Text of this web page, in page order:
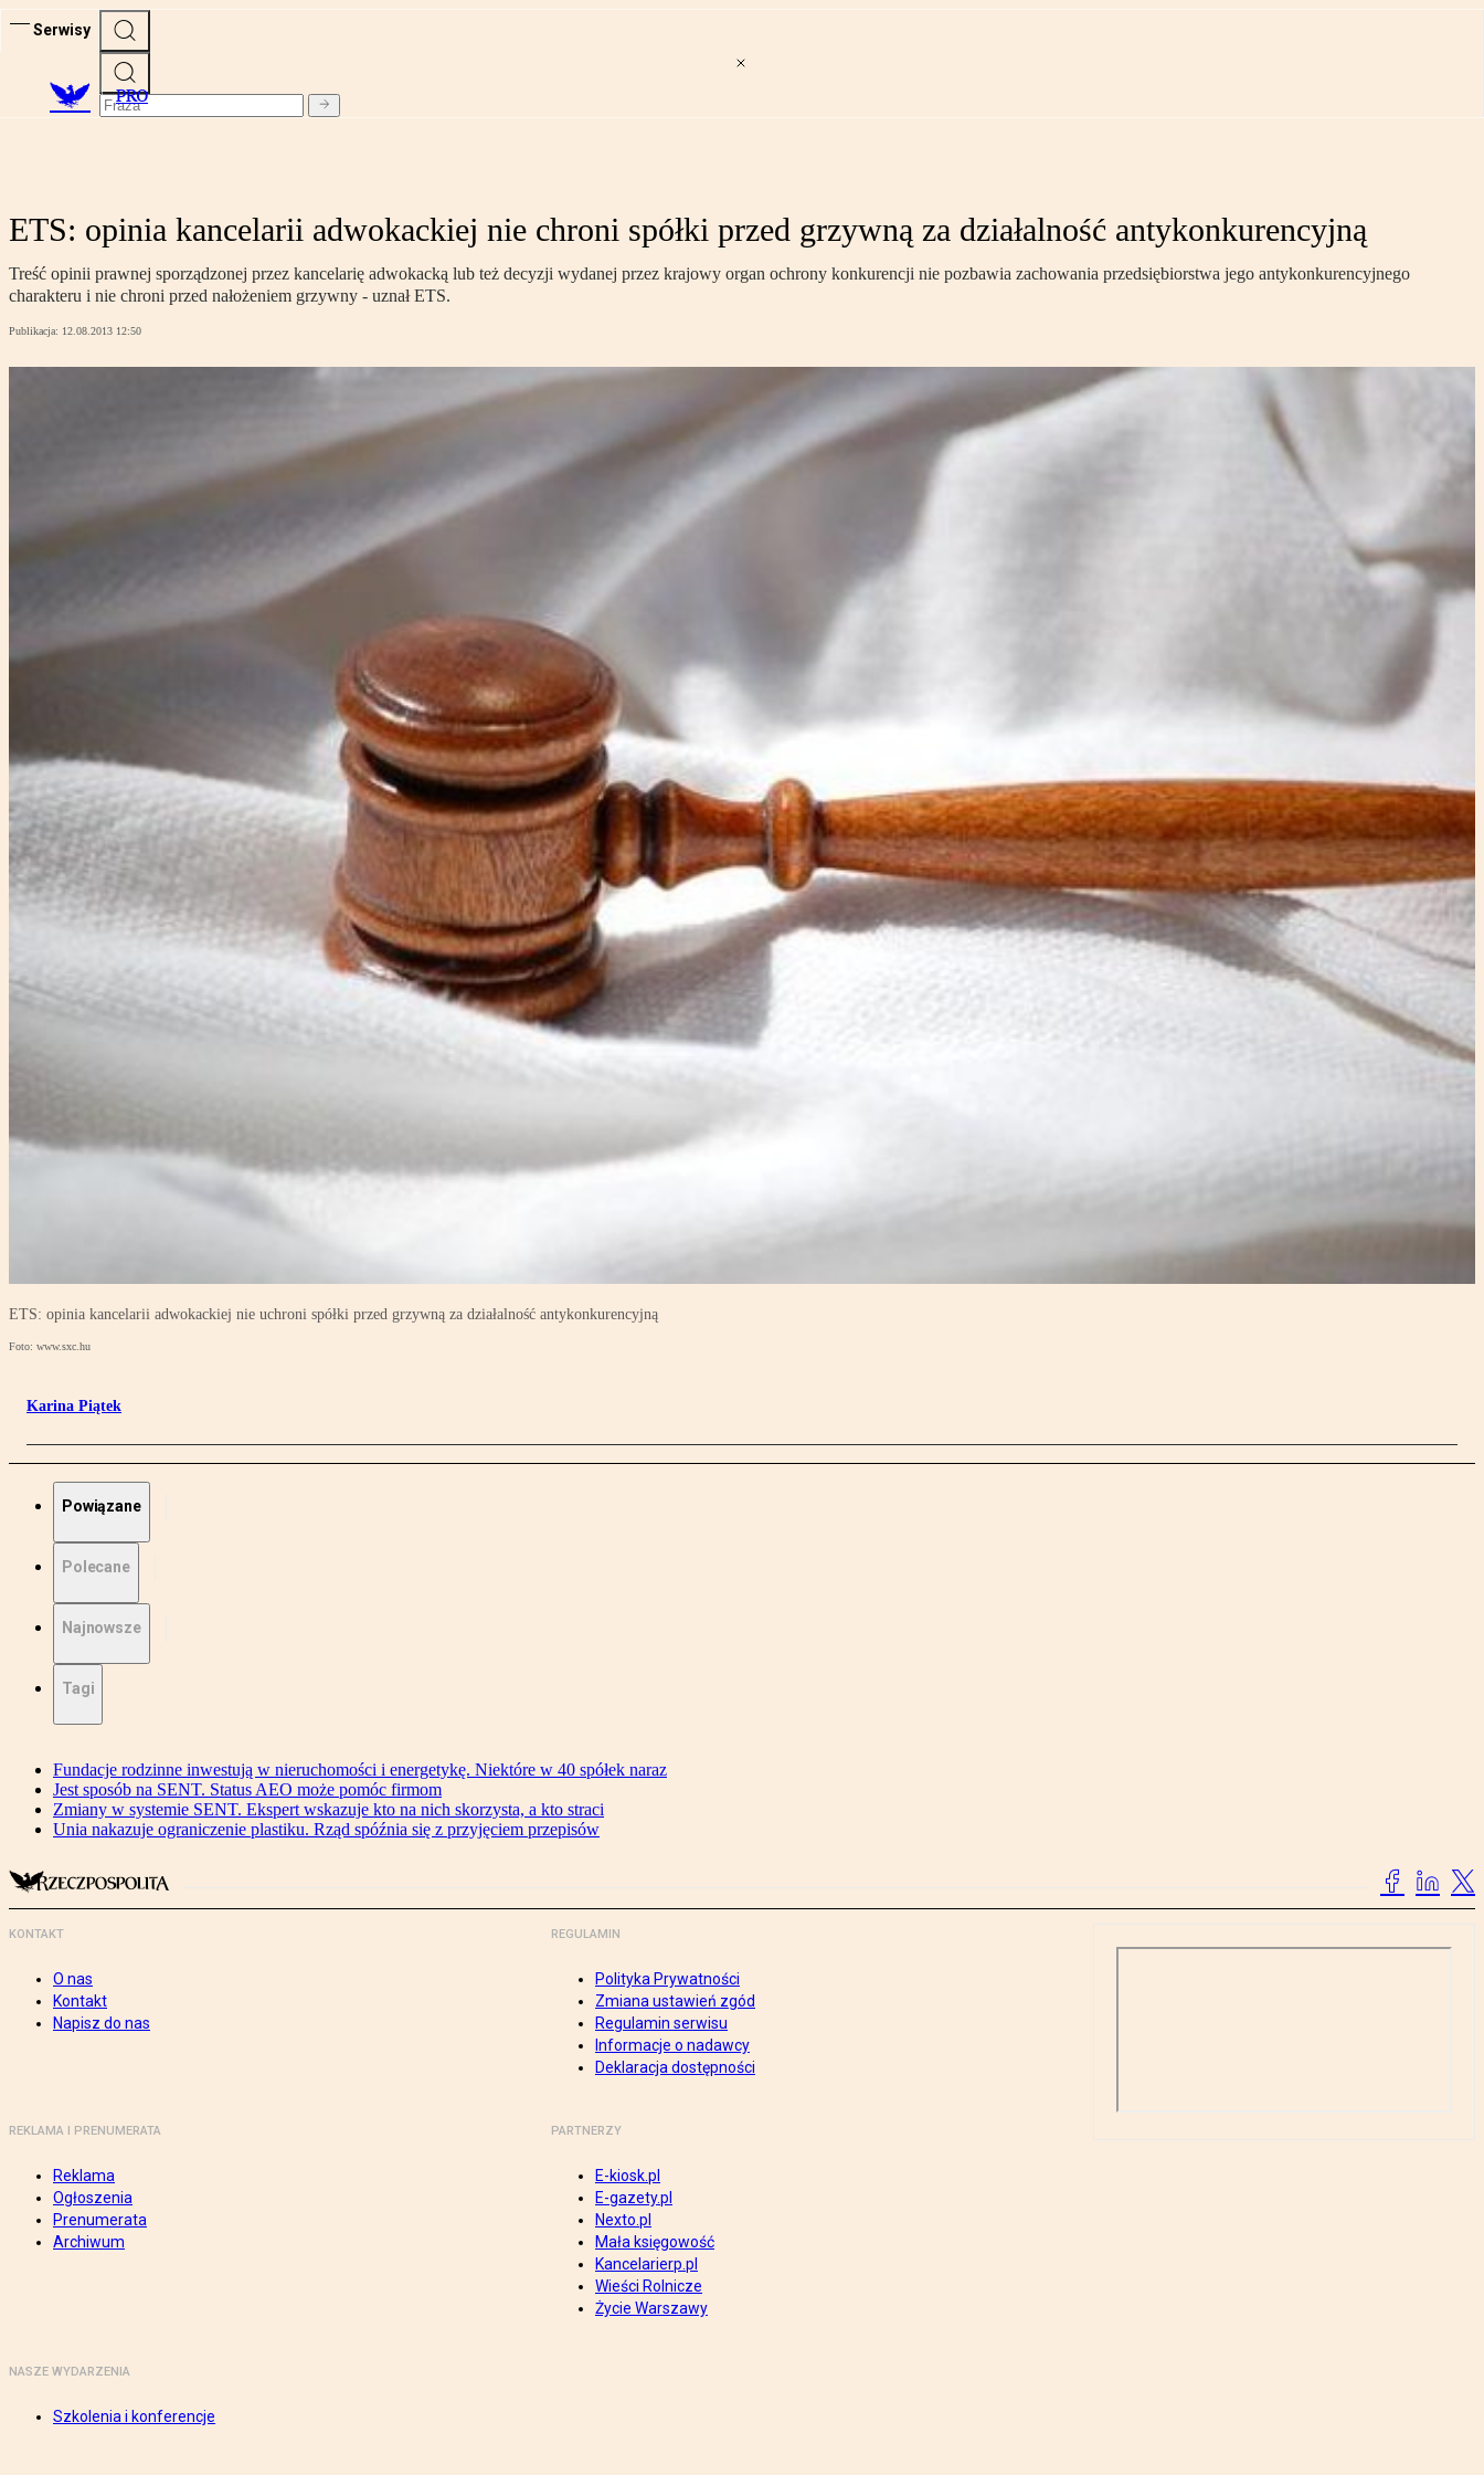
Serwisy
PRO
ETS: opinia kancelarii adwokackiej nie chroni spółki przed grzywną za działalność antykonkurencyjną
Treść opinii prawnej sporządzonej przez kancelarię adwokacką lub też decyzji wydanej przez krajowy organ ochrony konkurencji nie pozbawia zachowania przedsiębiorstwa jego antykonkurencyjnego
charakteru i nie chroni przed nałożeniem grzywny - uznał ETS.
Publikacja: 12.08.2013 12:50
ETS: opinia kancelarii adwokackiej nie uchroni spółki przed grzywną za działalność antykonkurencyjną
Foto: www.sxc.hu
Karina Piątek
Powiązane
Polecane
Najnowsze
Tagi
Fundacje rodzinne inwestują w nieruchomości i energetykę. Niektóre w 40 spółek naraz
Jest sposób na SENT. Status AEO może pomóc firmom
Zmiany w systemie SENT. Ekspert wskazuje kto na nich skorzysta, a kto straci
Unia nakazuje ograniczenie plastiku. Rząd spóźnia się z przyjęciem przepisów
KONTAKT
O nas
Kontakt
Napisz do nas
REGULAMIN
Polityka Prywatności
Zmiana ustawień zgód
Regulamin serwisu
Informacje o nadawcy
Deklaracja dostępności
REKLAMA I PRENUMERATA
Reklama
Ogłoszenia
Prenumerata
Archiwum
PARTNERZY
E-kiosk.pl
E-gazety.pl
Nexto.pl
Mała księgowość
Kancelarierp.pl
Wieści Rolnicze
Życie Warszawy
NASZE WYDARZENIA
Szkolenia i konferencje